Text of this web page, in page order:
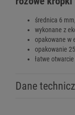
średnica 6
wykonane z
opakowane w
opakowanie
łatwe otwarcie
Dane